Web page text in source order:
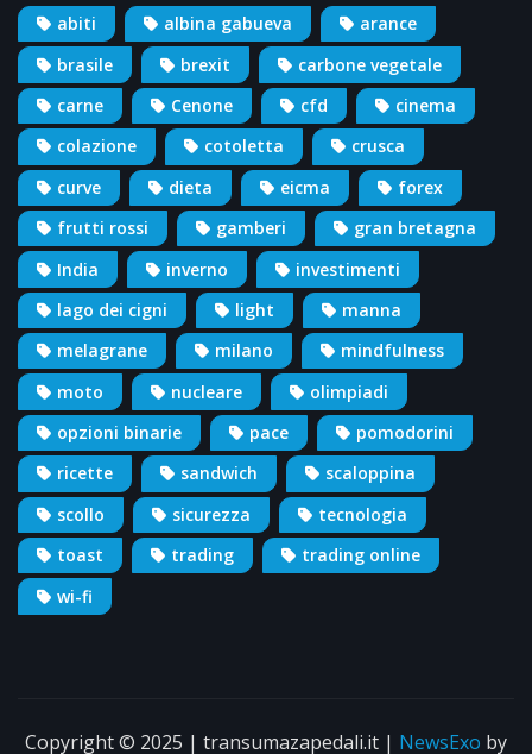
abiti albina gabueva
arance
brasile
brexit
carbone vegetale
carne
Cenone cfd
cinema
colazione
cotoletta
crusca
curve
dieta eicma
forex
frutti rossi
gamberi
gran bretagna
India
inverno
investimenti
lago dei cigni
light
manna
melagrane
milano
mindfulness
moto
nucleare
olimpiadi
opzioni binarie
pace
pomodorini
ricette
sandwich
scaloppina
scollo
sicurezza
tecnologia
toast
trading
trading online
wi-fi
Copyright © 2025 | transumazapedali.it | NewsExo by